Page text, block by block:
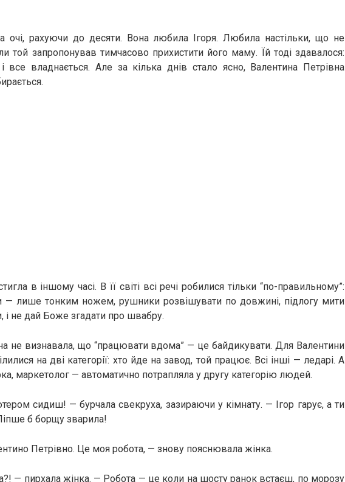
очі, рахуючи до десяти. Вона любила Ігоря. Любила настільки, що не
той запропонував тимчасово прихистити його маму. Їй тоді здавалося:
все владнається. Але за кілька днів стало ясно, Валентина Петрівна
в іншому часі. В її світі всі речі робилися тільки “по-правильному”:
— лише тонким ножем, рушники розвішувати по довжині, підлогу мити
не дай Боже згадати про швабру.
не визнавала, що “працювати вдома” — це байдикувати. Для Валентини
на дві категорії: хто йде на завод, той працює. Всі інші — ледарі. А
маркетолог — автоматично потрапляла у другу категорію людей.
сидиш! — бурчала свекруха, зазираючи у кімнату. — Ігор гарує, а ти
б борщу зварила!
Петрівно. Це моя робота, — знову пояснювала жінка.
— пирхала жінка. — Робота — це коли на шосту ранок встаєш, по морозу